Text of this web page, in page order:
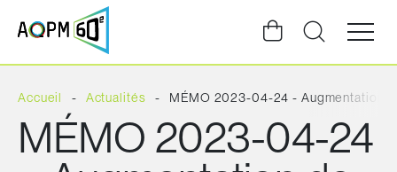
Ouvrir
la
du
Accueil Actualités MÉMO 2023-04-24 - Augmentation
MÉMO 2023-04-24